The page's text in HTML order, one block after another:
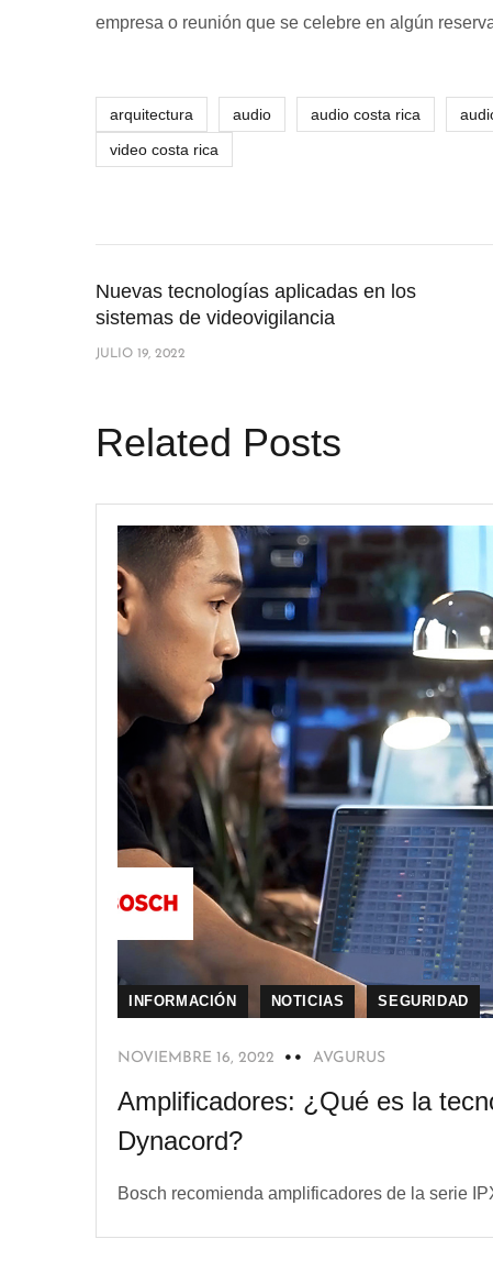
empresa o reunión que se celebre en algún
arquitectura audio audio costa rica
video costa rica
Nuevas tecnologías aplicadas en los
sistemas de videovigilancia
JULIO 19, 2022
Related Posts
INFORMACIÓN NOTICIAS SEGURIDAD
NOVIEMBRE 16, 2022 AVGURUS
Amplificadores: ¿Qué es la
Dynacord?
Bosch recomienda amplificadores de la serie